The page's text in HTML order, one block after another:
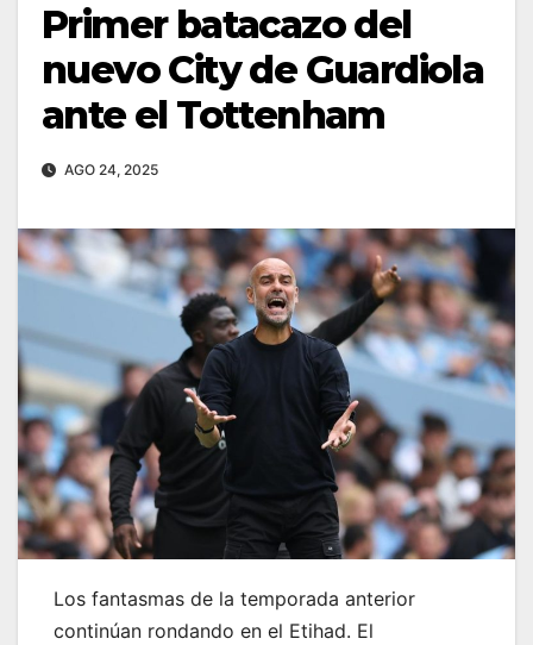
Primer batacazo del
nuevo City de Guardiola
ante el Tottenham
AGO 24, 2025
Los fantasmas de la temporada anterior
continúan rondando en el Etihad. El